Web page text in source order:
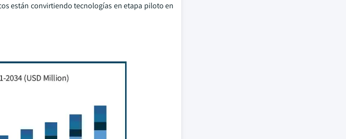
están convirtiendo tecnologías en etapa piloto en